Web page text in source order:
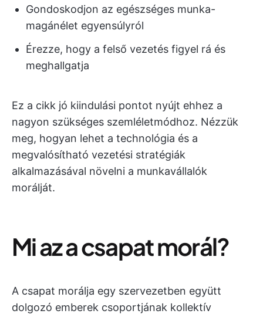
Gondoskodjon az egészséges munka-
magánélet egyensúlyról
Érezze, hogy a felső vezetés figyel rá és
meghallgatja
Ez a cikk jó kiindulási pontot nyújt ehhez a
nagyon szükséges szemléletmódhoz. Nézzük
meg, hogyan lehet a technológia és a
megvalósítható vezetési stratégiák
alkalmazásával növelni a munkavállalók
morálját.
Mi az a csapat morál?
A csapat morálja egy szervezetben együtt
dolgozó emberek csoportjának kollektív